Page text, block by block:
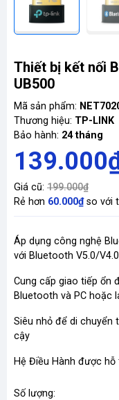
Thiết bị kết nối
UB500
Mã sản phẩm:
Thương hiệu: TP-LINK
Bảo hành: 24 tháng
Giá cũ: 199.000₫
Rẻ hơn 60.000₫so với
Áp dụng công nghệ
với Bluetooth V5.0/
Cung cấp giao tiếp ổn
Bluetooth và PC hoặc
Siêu nhỏ để di chuyển
cậy
Hệ Điều Hành được
Số lượng: